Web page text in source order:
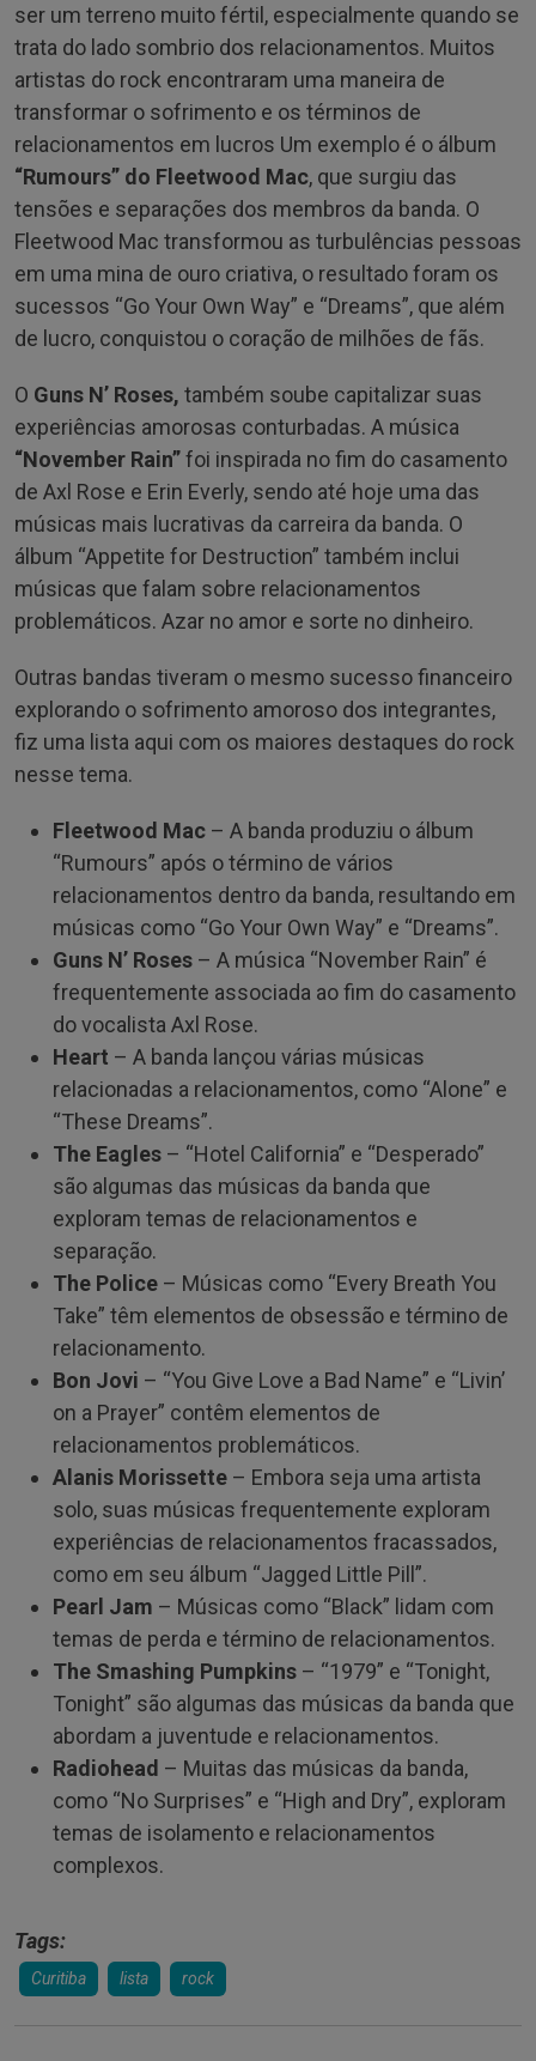
ser um terreno muito fértil, especialmente quando se
trata do lado sombrio dos relacionamentos. Muitos
artistas do rock encontraram uma maneira de
transformar o sofrimento e os términos de
relacionamentos em lucros Um exemplo é o álbum
“Rumours” do Fleetwood Mac, que surgiu das
tensões e separações dos membros da banda. O
Fleetwood Mac transformou as turbulências pessoas
em uma mina de ouro criativa, o resultado foram os
sucessos “Go Your Own Way” e “Dreams”, que além
de lucro, conquistou o coração de milhões de fãs.
O Guns N’ Roses, também soube capitalizar suas
experiências amorosas conturbadas. A música
“November Rain”foi inspirada no fim do casamento
de Axl Rose e Erin Everly, sendo até hoje uma das
músicas mais lucrativas da carreira da banda. O
álbum “Appetite for Destruction” também inclui
músicas que falam sobre relacionamentos
problemáticos. Azar no amor e sorte no dinheiro.
Outras bandas tiveram o mesmo sucesso financeiro
explorando o sofrimento amoroso dos integrantes,
fiz uma lista aqui com os maiores destaques do rock
nesse tema.
Fleetwood Mac – A banda produziu o álbum
“Rumours” após o término de vários
relacionamentos dentro da banda, resultando em
músicas como “Go Your Own Way” e “Dreams”.
Guns N’ Roses – A música “November Rain” é
frequentemente associada ao fim do casamento
do vocalista Axl Rose.
Heart – A banda lançou várias músicas
relacionadas a relacionamentos, como “Alone” e
“These Dreams”.
The Eagles – “Hotel California” e “Desperado”
são algumas das músicas da banda que
exploram temas de relacionamentos e
separação.
The Police – Músicas como “Every Breath You
Take” têm elementos de obsessão e término de
relacionamento.
Bon Jovi – “You Give Love a Bad Name” e “Livin’
on a Prayer” contêm elementos de
relacionamentos problemáticos.
Alanis Morissette – Embora seja uma artista
solo, suas músicas frequentemente exploram
experiências de relacionamentos fracassados,
como em seu álbum “Jagged Little Pill”.
Pearl Jam – Músicas como “Black” lidam com
temas de perda e término de relacionamentos.
The Smashing Pumpkins – “1979” e “Tonight,
Tonight” são algumas das músicas da banda que
abordam a juventude e relacionamentos.
Radiohead – Muitas das músicas da banda,
como “No Surprises” e “High and Dry”, exploram
temas de isolamento e relacionamentos
complexos.
Tags:
Curitiba lista rock